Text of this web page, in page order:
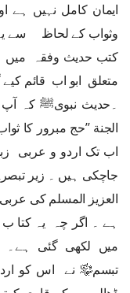
ایمان کامل نہیں
وثواب کے لحاظ سے
كتب حديث وفقہ
متعلق ابو اب قائم
۔حدیث نبویﷺ کہ آپ
الجنة ’’حج مبرور کا
اب تک اردو و عربی
جاچکی ہیں ۔ زیر
العزیز المسلم کی
ہے ۔ اگر چہ یہ کتا ب
میں لکھی گئی ہے۔
تبسم﷾ نے اس کو